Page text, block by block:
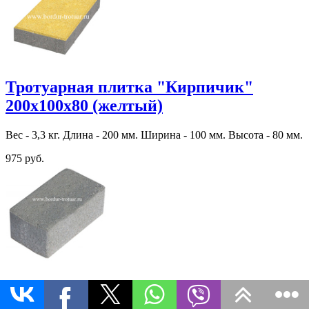
Тротуарная плитка "Кирпичик"
200х100х80 (желтый)
Вес - 3,3 кг. Длина - 200 мм. Ширина - 100 мм. Высота - 80 мм.
975 руб.
Тротуарная плитка "Кирпичик"
200х100х60 (Эдельвейс)